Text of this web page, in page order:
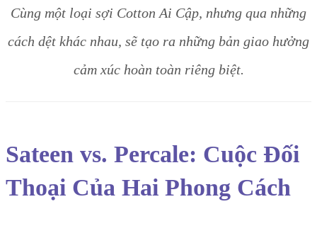
Cùng một loại sợi Cotton Ai Cập, nhưng qua những
cách dệt khác nhau, sẽ tạo ra những bản giao hưởng
cảm xúc hoàn toàn riêng biệt.
Sateen vs. Percale: Cuộc Đối
Thoại Của Hai Phong Cách